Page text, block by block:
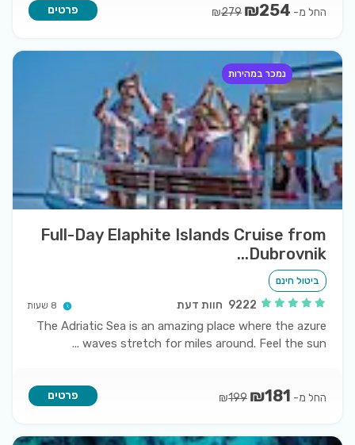
החל מ- ₪254
279 פרטים
נמכר במהירות
Full-Day Elaphite Islands Cruise from
Dubrovnik...
ביטול חינם
9222 חוות דעת 8 שעות
The Adriatic Sea is an amazing place where the azure
waves stretch for miles around. Feel the sun
...
החל מ- ₪181
199 פרטים